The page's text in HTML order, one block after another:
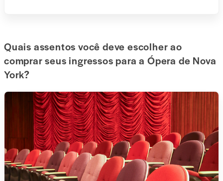
Quais assentos você deve escolher ao
comprar seus ingressos para a Ópera de Nova
York?